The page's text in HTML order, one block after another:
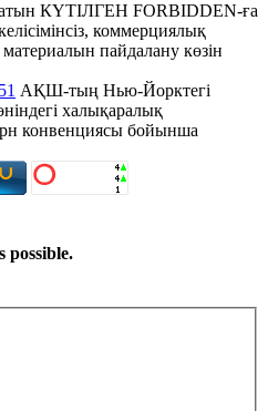
КҮТІЛГЕН FORBIDDEN-ға
коммерциялық
пайдалану көзін
АҚШ-тың Нью-Йорктегі
халықаралық
конвенциясы бойынша
possible.